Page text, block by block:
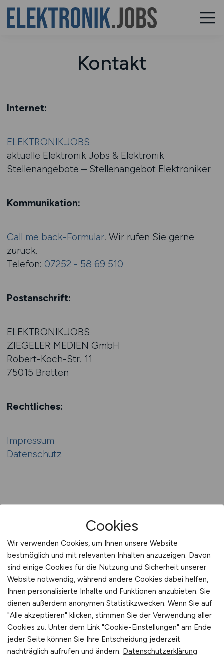
Kontakt
Internet:
ELEKTRONIK.JOBS
aktuelle Elektronik Jobs & Elektronik
Stellenangebote – Stellenangebot Elektroniker
Kommunikation:
Call me back-Formular. Wir rufen Sie gerne
zurück.
Telefon: 07252 - 58 69 510
Postanschrift:
ELEKTRONIK.JOBS
ZIEGELER MEDIEN GmbH
Robert-Koch-Str. 11
75015 Bretten
Rechtliches:
Impressum
Datenschutz
ELEKTRONIK.JOBS
1.019 aktuelle Elektronik Jobs & Elektronik
Stellenangebote – Stellenangebot Elektroniker –
jetzt bewerben.
Cookies
Wir verwenden Cookies, um Ihnen unsere Website
bestmöglich und mit relevanten Inhalten anzuzeigen. Davon
sind einige Cookies für die Nutzung und Sicherheit unserer
Website notwendig, während andere Cookies dabei helfen,
Ihnen personalisierte Inhalte und Funktionen anzubieten. Sie
dienen außerdem anonymen Statistikzwecken. Wenn Sie auf
"Alle akzeptieren" klicken, stimmen Sie der Verwendung aller
Cookies zu. Unter dem Link "Cookie-Einstellungen" am Ende
jeder Seite können Sie Ihre Entscheidung jederzeit
nachträglich aufrufen und ändern. Datenschutzerklärung